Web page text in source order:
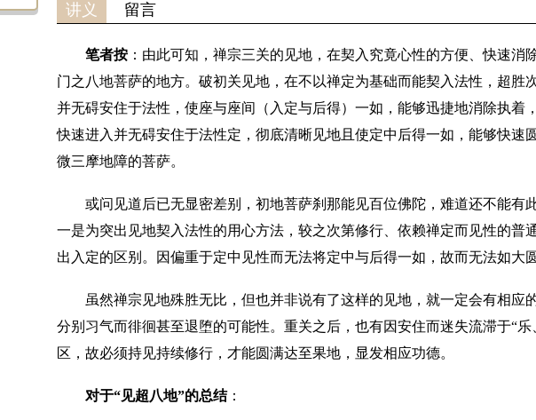
讲义 留言
笔者按 ：由此可知，禅宗三关的见地，在契入究竟心性的方便、快速
门之八地菩萨的地方。破初关见地，在不以禅定为基础而能契入法性，超胜
并无碍安住于法性，使座与座间（入定与后得）一如，能够迅捷地消除执着
快速进入并无碍安住于法性定，彻底清晰见地且使定中后得一如，能够快速
微三摩地障的菩萨。
或问见道后已无显密差别，初地菩萨刹那能见百位佛陀，难道还不能有
一是为突出见地契入法性的用心方法，较之次第修行、依赖禅定而见性的普
出入定的区别。因偏重于定中见性而无法将定中与后得一如，故而无法如大
虽然禅宗见地殊胜无比，但也并非说有了这样的见地，就一定会有相应
分别习气而徘徊甚至退堕的可能性。重关之后，也有因安住而迷失流滞于“乐
区，故必须持见持续修行，才能圆满达至果地，显发相应功德。
对于“见超八地”的总结：